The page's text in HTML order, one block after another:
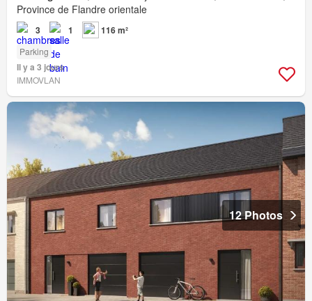
Province de Flandre orientale
3 1 116 m²
Parking
Il y a 3 jours
IMMOVLAN
12 Photos